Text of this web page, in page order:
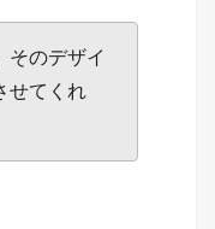
そのデザイ
せてくれ